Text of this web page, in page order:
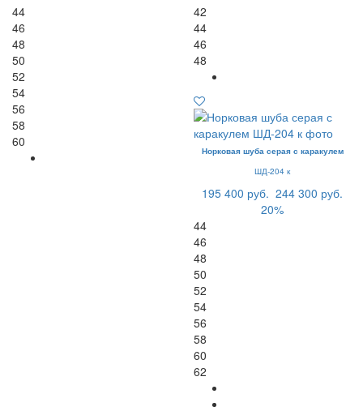
44
46
48
50
52
54
56
58
60
42
44
46
48
Норковая шуба серая с каракулем
ШД-204 к
195 400 руб. 244 300 руб.
20%
44
46
48
50
52
54
56
58
60
62